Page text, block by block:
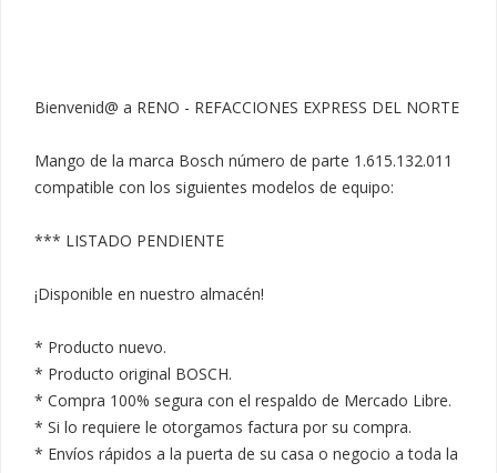
Bienvenid@ a RENO - REFACCIONES EXPRESS DEL NORTE
Mango de la marca Bosch número de parte 1.615.132.011
compatible con los siguientes modelos de equipo:
*** LISTADO PENDIENTE
¡Disponible en nuestro almacén!
* Producto nuevo.
* Producto original BOSCH.
* Compra 100% segura con el respaldo de Mercado Libre.
* Si lo requiere le otorgamos factura por su compra.
* Envíos rápidos a la puerta de su casa o negocio a toda la